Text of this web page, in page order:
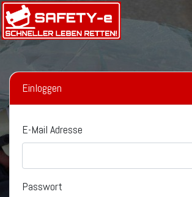
Einloggen
E-Mail Adresse
Passwort